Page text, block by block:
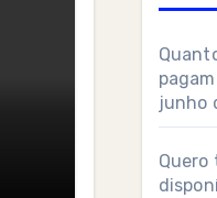
junho
Quero